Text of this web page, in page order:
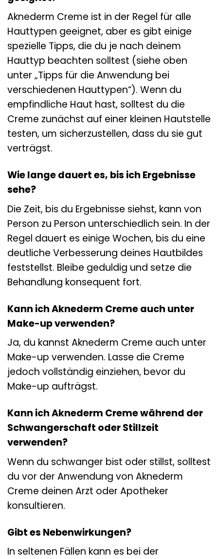
Aknederm Creme ist in der Regel für alle
Hauttypen geeignet, aber es gibt einige
spezielle Tipps, die du je nach deinem
Hauttyp beachten solltest (siehe oben
unter „Tipps für die Anwendung bei
verschiedenen Hauttypen“). Wenn du
empfindliche Haut hast, solltest du die
Creme zunächst auf einer kleinen Hautstelle
testen, um sicherzustellen, dass du sie gut
verträgst.
Wie lange dauert es, bis ich Ergebnisse
sehe?
Die Zeit, bis du Ergebnisse siehst, kann von
Person zu Person unterschiedlich sein. In der
Regel dauert es einige Wochen, bis du eine
deutliche Verbesserung deines Hautbildes
feststellst. Bleibe geduldig und setze die
Behandlung konsequent fort.
Kann ich Aknederm Creme auch unter
Make-up verwenden?
Ja, du kannst Aknederm Creme auch unter
Make-up verwenden. Lasse die Creme
jedoch vollständig einziehen, bevor du
Make-up aufträgst.
Kann ich Aknederm Creme während der
Schwangerschaft oder Stillzeit
verwenden?
Wenn du schwanger bist oder stillst, solltest
du vor der Anwendung von Aknederm
Creme deinen Arzt oder Apotheker
konsultieren.
Gibt es Nebenwirkungen?
In seltenen Fällen kann es bei der